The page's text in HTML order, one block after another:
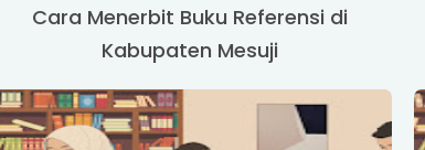
Cara Menerbit Buku Referensi di
Kabupaten Mesuji